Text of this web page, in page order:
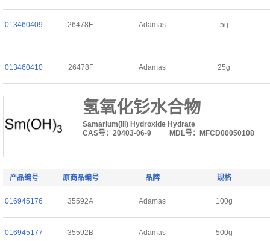
013460409 26478E Adamas 5g
013460410 26478F Adamas 25g
氢氧化钐水合物
Samarium(III) Hydroxide Hydrate
CAS号：20403-06-9
MDL号：MFCD00050108
产品编号 原商品编号 品牌 规格
016945176 35592A Adamas 100g
016945177 35592B Adamas 500g